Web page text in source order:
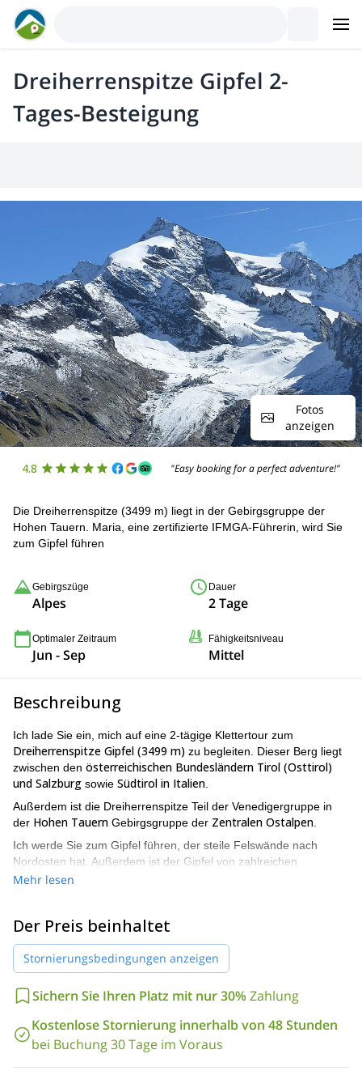
Dreiherrenspitze Gipfel 2-
Tages-Besteigung
Fotos
anzeigen
4.8 "Easy booking for a perfect adventure!"
Die Dreiherrenspitze (3499 m) liegt in der Gebirgsgruppe der
Hohen Tauern. Maria, eine zertifizierte IFMGA-Führerin, wird Sie
zum Gipfel führen
Gebirgszüge
Alpes
Dauer
2 Tage
Optimaler Zeitraum
Jun - Sep
Fähigkeitsniveau
Mittel
Beschreibung
Ich lade Sie ein, mich auf eine 2-tägige Klettertour zum
Dreiherrenspitze Gipfel (3499 m) zu begleiten. Dieser Berg liegt
zwischen den österreichischen Bundesländern Tirol (Osttirol)
und Salzburg sowie Südtirol in Italien
Außerdem ist die Dreiherrenspitze Teil der Venedigergruppe in
der Hohen Tauern Gebirgsgruppe der Zentralen Ostalpen
Ich werde Sie zum Gipfel führen, der steile Felswände nach
Nordosten hat. Außerdem ist der Gipfel von zahlreichen
Gletschern umgeben.
Südtirol. Vom Ende des Tals geht es dann zu Fuß nach Südtirol
zur Birnlücke. Wir werden die Nacht in der Birnlückenhütte (2441
m) verbringen.
Am zweiten Tag beginnen wir früh morgens mit dem Aufstieg zum
Dreiherrenspitze Gipfel. Der Aufstieg wird insgesamt etwa 10
Stunden dauern. Daher müssen Sie in sehr guter körperlicher
Verfassung sein, um an dieser Tour teilzunehmen. Sie können
alle Details in der unten stehenden Reisebeschreibung
nachlesen.
Mehr lesen
Der Preis beinhaltet
Stornierungsbedingungen anzeigen
Sichern Sie Ihren Platz mit nur 30%Zahlung
Kostenlose Stornierung innerhalb von 48 Stunden
bei Buchung 30 Tage im Voraus